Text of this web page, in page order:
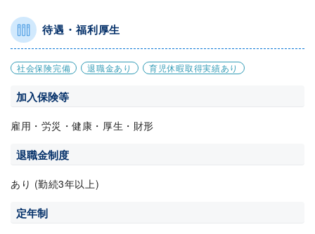
待遇・福利厚生
社会保険完備 退職金あり 育児休暇取得実績あり
加入保険等
雇用・労災・健康・厚生・財形
退職金制度
あり (勤続3年以上)
定年制